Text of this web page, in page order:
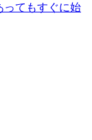
ってもすぐに始